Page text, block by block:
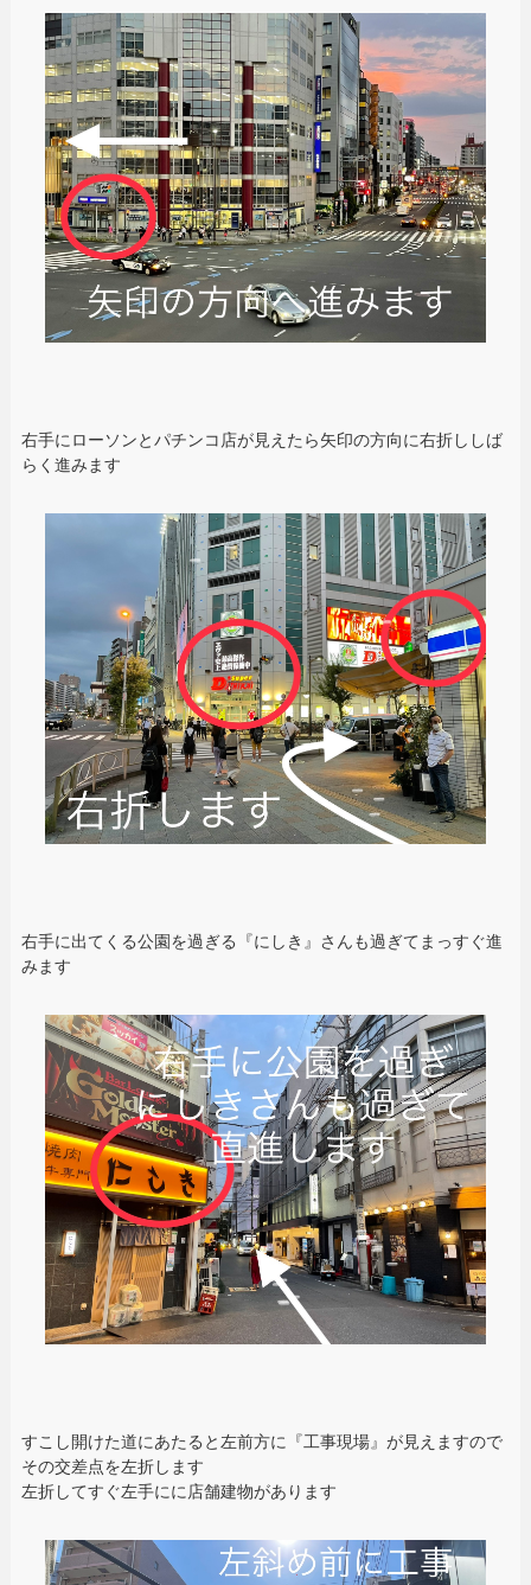
右手にローソンとパチンコ店が見えたら矢印の方向に右折ししば
らく進みます
右手に出てくる公園を過ぎる『にしき』さんも過ぎてまっすぐ進
みます
すこし開けた道にあたると左前方に『工事現場』が見えますので
その交差点を左折します
左折してすぐ左手にに店舗建物があります